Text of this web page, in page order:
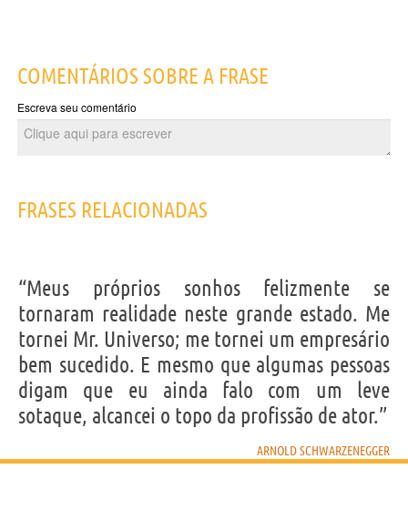
COMENTÁRIOS SOBRE A FRASE
Escreva seu comentário
FRASES RELACIONADAS
“Meus próprios sonhos felizmente se
tornaram realidade neste grande estado. Me
tornei Mr. Universo; me tornei um empresário
bem sucedido. E mesmo que algumas pessoas
digam que eu ainda falo com um leve
sotaque, alcancei o topo da profissão de ator.”
ARNOLD SCHWARZENEGGER